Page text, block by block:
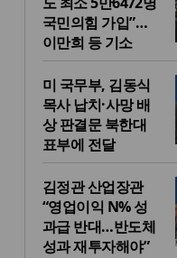
국민의힘 가입”…
이만희 등 기소
미 국무부, 김동식
목사 납치·사망 배
상 판결문 북한대
표부에 전달
김정관 산업장관
“영업이익 N% 성
과급 반대…반도체
성과 재투자해야”